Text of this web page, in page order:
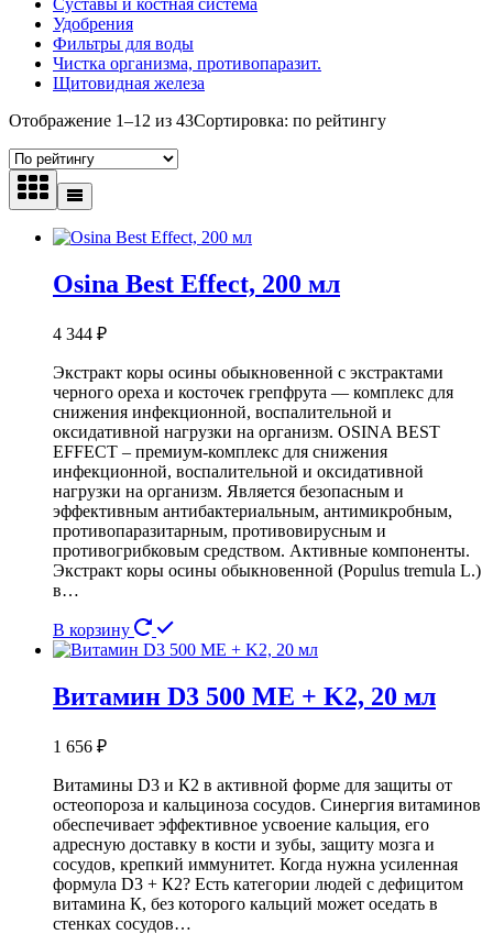
Суставы и костная система
Удобрения
Фильтры для воды
Чистка организма, противопаразит.
Щитовидная железа
Отображение 1–12 из 43Сортировка: по рейтингу
Osina Best Effect, 200 мл
4 344 ₽
Экстракт коры осины обыкновенной с экстрактами
черного ореха и косточек грепфрута — комплекс для
снижения инфекционной, воспалительной и
оксидативной нагрузки на организм. OSINA BEST
EFFECT – премиум-комплекс для снижения
инфекционной, воспалительной и оксидативной
нагрузки на организм. Является безопасным и
эффективным антибактериальным, антимикробным,
противопаразитарным, противовирусным и
противогрибковым средством. Активные компоненты.
Экстракт коры осины обыкновенной (Populus tremula L.)
в…
В корзину
Витамин D3 500 МЕ + K2, 20 мл
1 656 ₽
Витамины D3 и К2 в активной форме для защиты от
остеопороза и кальциноза сосудов. Синергия витаминов
обеспечивает эффективное усвоение кальция, его
адресную доставку в кости и зубы, защиту мозга и
сосудов, крепкий иммунитет. Когда нужна усиленная
формула D3 + К2? Есть категории людей с дефицитом
витамина К, без которого кальций может оседать в
стенках сосудов…